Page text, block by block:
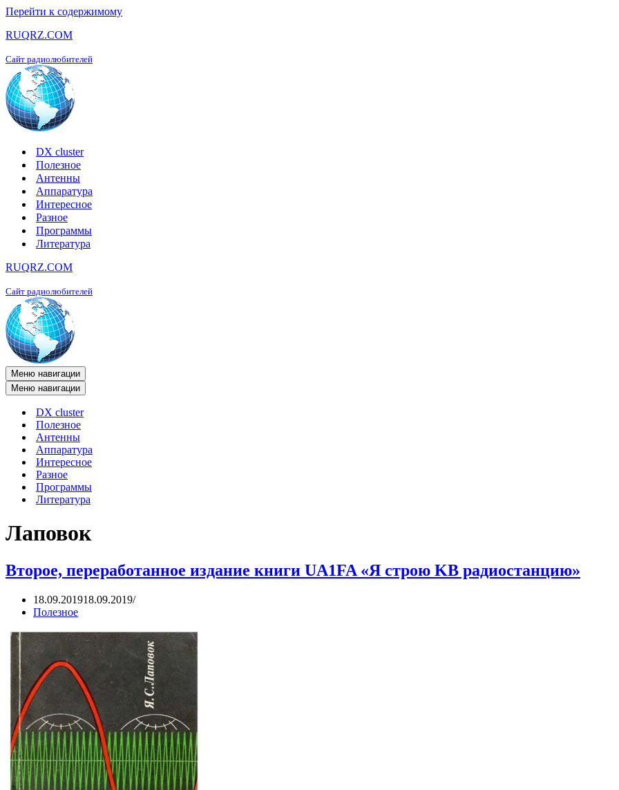
Перейти к содержимому
RUQRZ.COM
Сайт радиолюбителей
DX cluster
Полезное
Антенны
Аппаратура
Интересное
Разное
Программы
Литература
RUQRZ.COM
Сайт радиолюбителей
Меню навигации
Меню навигации
DX cluster
Полезное
Антенны
Аппаратура
Интересное
Разное
Программы
Литература
Лаповок
Второе, переработанное издание книги UA1FA «Я строю KB радиостанцию»
18.09.201918.09.2019
Полезное